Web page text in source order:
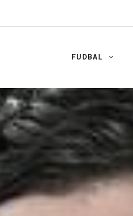
FUDBAL